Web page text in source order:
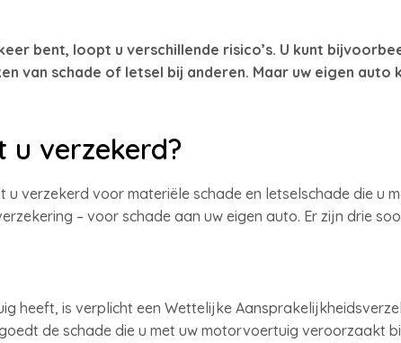
bent, loopt u verschillende risico’s. U kunt
van schade of letsel bij anderen. Maar uw eigen auto
verzekerd?
u verzekerd voor materiële schade en letselschade die u
– voor schade aan uw eigen auto. Er zijn drie
heeft, is verplicht een Wettelijke
de schade die u met uw motorvoertuig veroorzaakt